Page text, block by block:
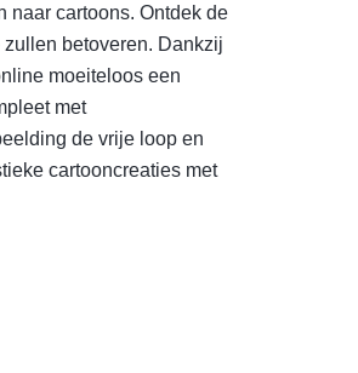
naar cartoons. Ontdek de
betoveren. Dankzij
moeiteloos een
met
de vrije loop en
cartooncreaties met